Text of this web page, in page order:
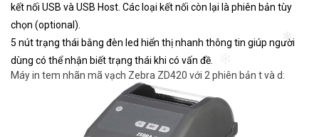
kết nối USB và USB Host. Các loại kết nối còn lại là phiên bản tùy
chọn (optional).
5 nút trạng thái bằng đèn led hiển thị nhanh thông tin giúp người
dùng có thể nhận biết trạng thái khi có vấn đề.
Máy in tem nhãn mã vạch Zebra ZD420 với 2 phiên bản t và d:
❄